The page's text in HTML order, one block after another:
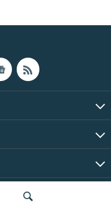
| Все права защищены.